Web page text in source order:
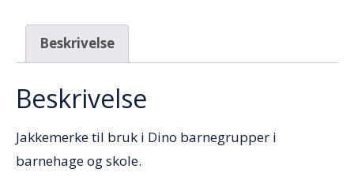
Beskrivelse
Beskrivelse
Jakkemerke til bruk i Dino barnegrupper i
barnehage og skole.